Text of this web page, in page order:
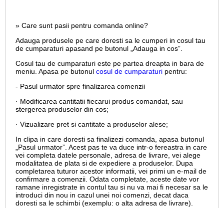
» Care sunt pasii pentru comanda online?
Adauga produsele pe care doresti sa le cumperi in cosul tau
de cumparaturi apasand pe butonul „Adauga in cos”.
Cosul tau de cumparaturi este pe partea dreapta in bara de
meniu. Apasa pe butonul cosul de cumparaturi pentru:
- Pasul urmator spre finalizarea comenzii
· Modificarea cantitatii fiecarui produs comandat, sau
stergerea produselor din cos;
· Vizualizare pret si cantitate a produselor alese;
In clipa in care doresti sa finalizezi comanda, apasa butonul
„Pasul urmator”. Acest pas te va duce intr-o fereastra in care
vei completa datele personale, adresa de livrare, vei alege
modalitatea de plata si de expediere a produselor. Dupa
completarea tuturor acestor informatii, vei primi un e-mail de
confirmare a comenzii. Odata completate, aceste date vor
ramane inregistrate in contul tau si nu va mai fi necesar sa le
introduci din nou in cazul unei noi comenzi, decat daca
doresti sa le schimbi (exemplu: o alta adresa de livrare).